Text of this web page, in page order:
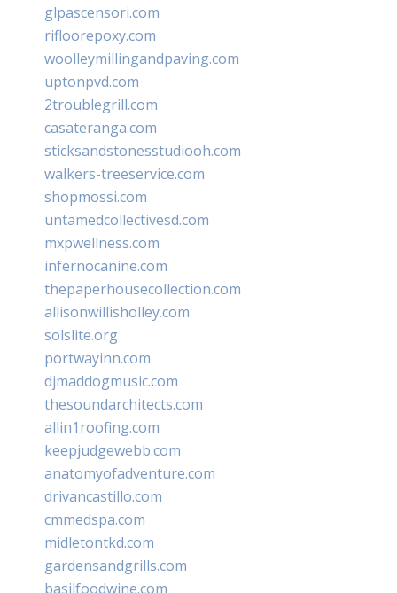
glpascensori.com
rifloorepoxy.com
woolleymillingandpaving.com
uptonpvd.com
2troublegrill.com
casateranga.com
sticksandstonesstudiooh.com
walkers-treeservice.com
shopmossi.com
untamedcollectivesd.com
mxpwellness.com
infernocanine.com
thepaperhousecollection.com
allisonwillisholley.com
solslite.org
portwayinn.com
djmaddogmusic.com
thesoundarchitects.com
allin1roofing.com
keepjudgewebb.com
anatomyofadventure.com
drivancastillo.com
cmmedspa.com
midletontkd.com
gardensandgrills.com
basilfoodwine.com